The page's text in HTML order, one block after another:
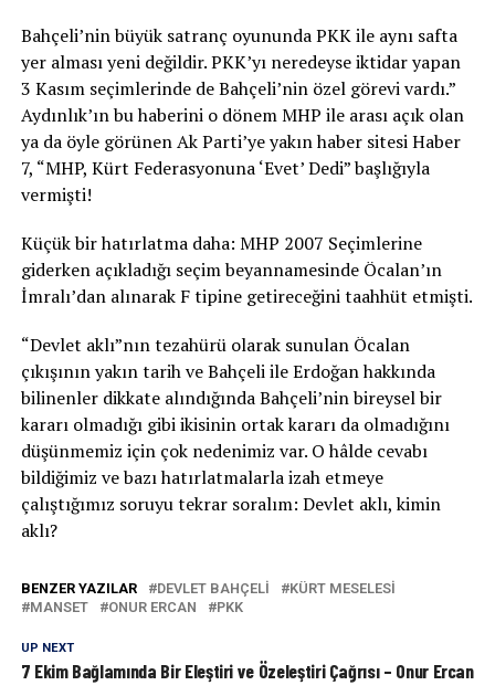
Bahçeli’nin büyük satranç oyununda PKK ile aynı safta
yer alması yeni değildir. PKK’yı neredeyse iktidar yapan
3 Kasım seçimlerinde de Bahçeli’nin özel görevi vardı.”
Aydınlık’ın bu haberini o dönem MHP ile arası açık olan
ya da öyle görünen Ak Parti’ye yakın haber sitesi Haber
7, “MHP, Kürt Federasyonuna ‘Evet’ Dedi” başlığıyla
vermişti!
Küçük bir hatırlatma daha: MHP 2007 Seçimlerine
giderken açıkladığı seçim beyannamesinde Öcalan’ın
İmralı’dan alınarak F tipine getireceğini taahhüt etmişti.
“Devlet aklı”nın tezahürü olarak sunulan Öcalan
çıkışının yakın tarih ve Bahçeli ile Erdoğan hakkında
bilinenler dikkate alındığında Bahçeli’nin bireysel bir
kararı olmadığı gibi ikisinin ortak kararı da olmadığını
düşünmemiz için çok nedenimiz var. O hâlde cevabı
bildiğimiz ve bazı hatırlatmalarla izah etmeye
çalıştığımız soruyu tekrar soralım: Devlet aklı, kimin
aklı?
BENZER YAZILAR DEVLET BAHÇELİ
KÜRT MESELESI
MANSET
ONUR ERCAN PKK
UP NEXT
7 Ekim Bağlamında Bir Eleştiri ve Özeleştiri Çağrısı – Onur Ercan